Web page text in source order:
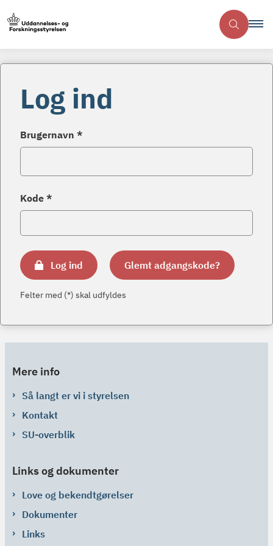
Log ind
Brugernavn *
Kode *
Log ind Glemt adgangskode?
Felter med (*) skal udfyldes
Mere info
Så langt er vi i styrelsen
Kontakt
SU-overblik
Links og dokumenter
Love og bekendtgørelser
Dokumenter
Links